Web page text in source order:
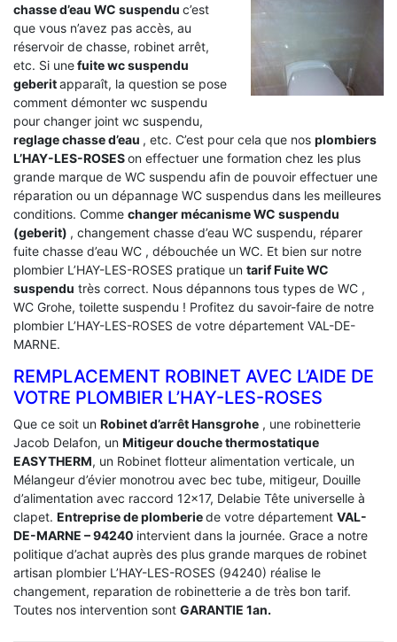
chasse d’eau WC suspendu c’est
que vous n’avez pas accès, au
réservoir de chasse, robinet arrêt,
etc. Si unefuite wc suspendu
geberitapparaît, la question se pose
comment démonter wc suspendu
pour changer joint wc suspendu,
reglage chasse d’eau , etc. C’est pour cela que nos plombiers
L’HAY-LES-ROSESon effectuer une formation chez les plus
grande marque de WC suspendu afin de pouvoir effectuer une
réparation ou un dépannage WC suspendus dans les meilleures
conditions. Comme changer mécanisme WC suspendu
(geberit) , changement chasse d’eau WC suspendu, réparer
fuite chasse d’eau WC , débouchée un WC. Et bien sur notre
plombier L’HAY-LES-ROSES pratique un tarif Fuite WC
suspendu très correct. Nous dépannons tous types de WC ,
WC Grohe, toilette suspendu ! Profitez du savoir-faire de notre
plombier L’HAY-LES-ROSES de votre département VAL-DE-
MARNE.
REMPLACEMENT ROBINET AVEC L’AIDE DE
VOTRE PLOMBIER L’HAY-LES-ROSES
Que ce soit un Robinet d’arrêt Hansgrohe , une robinetterie
Jacob Delafon, un Mitigeur douche thermostatique
EASYTHERM, un Robinet flotteur alimentation verticale, un
Mélangeur d’évier monotrou avec bec tube, mitigeur, Douille
d’alimentation avec raccord 12×17, Delabie Tête universelle à
clapet. Entreprise de plomberiede votre département VAL-
DE-MARNE – 94240 intervient dans la journée. Grace a notre
politique d’achat auprès des plus grande marques de robinet
artisan plombier L’HAY-LES-ROSES (94240) réalise le
changement, reparation de robinetterie a de très bon tarif.
Toutes nos intervention sont GARANTIE 1an.